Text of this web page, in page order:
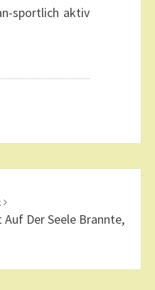
sportlich aktiv
Der Seele Brannte,